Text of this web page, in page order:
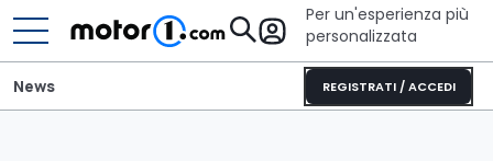
Per un'esperienza più
personalizzata
REGISTRATI / ACCEDI
News